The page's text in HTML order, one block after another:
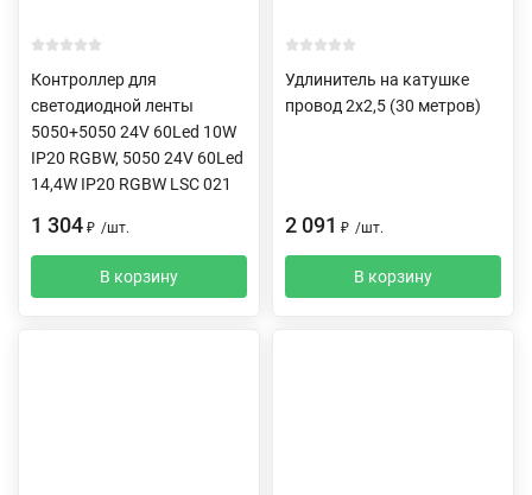
Контроллер для
светодиодной ленты
5050+5050 24V 60Led 10W
IP20 RGBW, 5050 24V 60Led
14,4W IP20 RGBW LSC 021
1 304 ₽ /шт.
В корзину
Удлинитель на катушке
провод 2х2,5 (30 метров)
2 091 ₽ /шт.
В корзину